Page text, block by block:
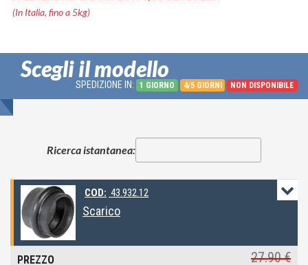
(In Italia, fino a 5kg)
Scegli il modello
SPEDIZIONE IN: 1 GIORNO 4/5 GIORNI NON DISPONIBILE
Ricerca istantanea:
COD: 43.932.12
Scarico
27.90 €